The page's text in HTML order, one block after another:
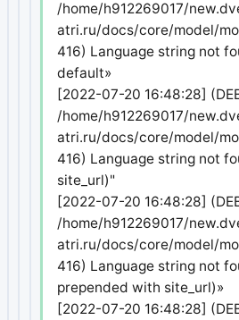
/home/h912269017/
atri.ru/docs/core/model/
416) Language string not
default»
[2022-07-20 16:48:28]
/home/h912269017/
atri.ru/docs/core/model/
416) Language string not
site_url)"
[2022-07-20 16:48:28]
/home/h912269017/
atri.ru/docs/core/model/
416) Language string not
prepended with site_url)»
[2022-07-20 16:48:28]